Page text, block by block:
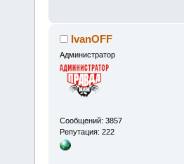
IvanOFF
Администратор
Сообщений: 3857
Репутация: 222